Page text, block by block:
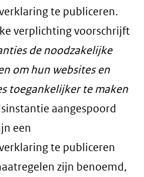
te publiceren.
verplichting voorschrijft
de noodzakelijke
om hun websites en
toegankelijker te maken
aangespoord
een
te publiceren
zijn benoemd,